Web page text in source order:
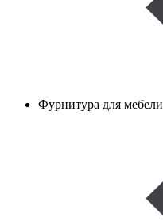
Фурнитура для мебели